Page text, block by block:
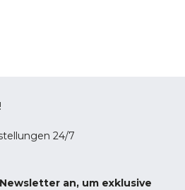
24/7
an, um exklusive